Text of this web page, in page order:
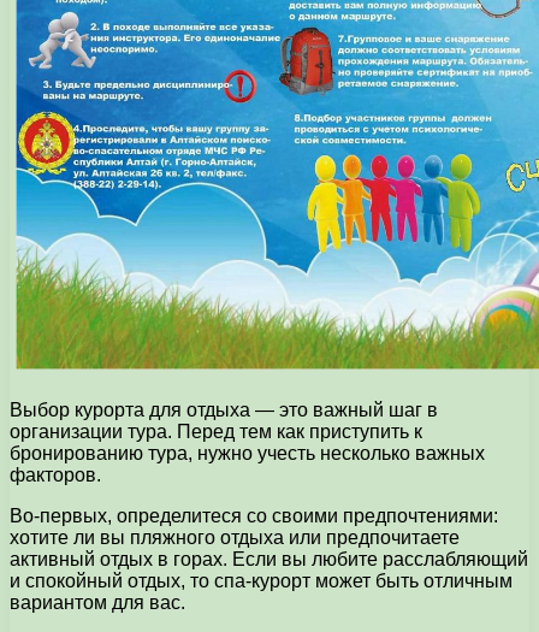
Выбор курорта для отдыха — это важный шаг в
организации тура. Перед тем как приступить к
бронированию тура, нужно учесть несколько важных
факторов.
Во-первых, определитеся со своими предпочтениями:
хотите ли вы пляжного отдыха или предпочитаете
активный отдых в горах. Если вы любите расслабляющий
и спокойный отдых, то спа-курорт может быть отличным
вариантом для вас.